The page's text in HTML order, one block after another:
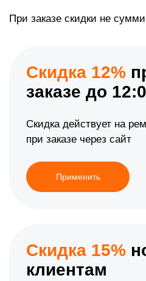
При заказе скидки не
Скидка 12%
заказе до
Скидка действует на
при заказе через сайт
Применить
Скидка 15%
клиентам